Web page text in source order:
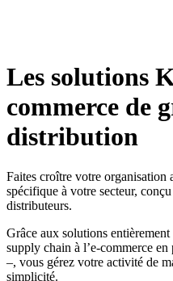
Les solutions
commerce de
distribution
Faites croître votre organisation
spécifique à votre secteur,
distributeurs.
Grâce aux solutions
supply chain à l’e-commerce
–, vous gérez votre activité de
simplicité.